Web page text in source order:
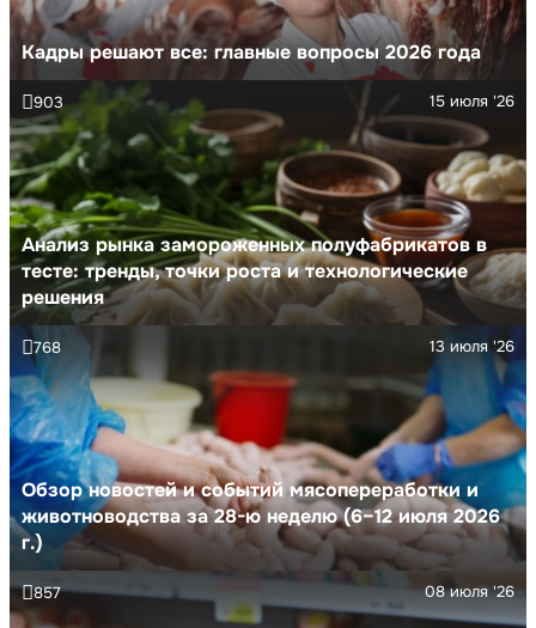
Кадры решают все: главные вопросы 2026 года
Анализ рынка замороженных полуфабрикатов в
тесте: тренды, точки роста и технологические
решения
15 июля '26
903
Обзор новостей и событий мясопереработки и
животноводства за 28-ю неделю (6–12 июля 2026
г.)
13 июля '26
768
08 июля '26
857